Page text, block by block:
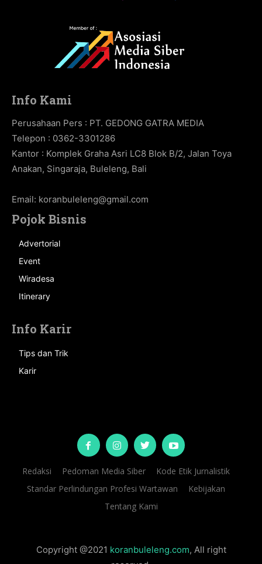
Info Kami
Perusahaan Pers : PT. GEDONG GATRA MEDIA
Telepon : 0362-3301286
Kantor : Komplek Graha Asri LC8 Blok B/2, Jalan Toya
Anakan, Singaraja, Buleleng, Bali
Email: koranbuleleng@gmail.com
Pojok Bisnis
Advertorial
Event
Wiradesa
Itinerary
Info Karir
Tips dan Trik
Karir
Redaksi Pedoman Media Siber
Kode Etik Jurnalistik
Standar Perlindungan Profesi Wartawan
Kebijakan
Tentang Kami
Copyright @2021 koranbuleleng.com, All right